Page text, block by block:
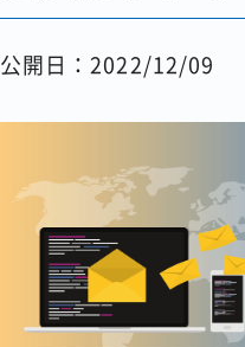
コラム
資料請求
公開日：2022/12/09